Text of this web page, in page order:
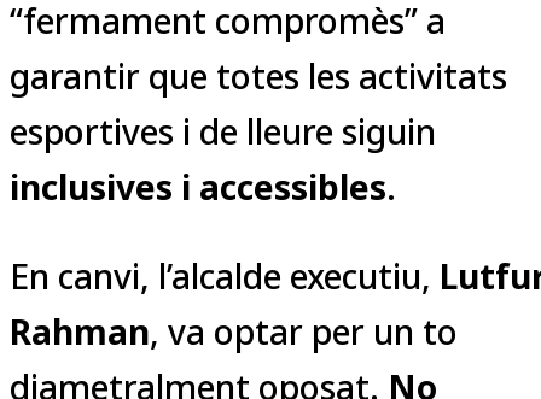
“fermament compromès” a
garantir que totes les activitats
esportives i de lleure siguin
inclusives i accessibles.
En canvi, l’alcalde executiu,
Rahman, va optar per un to
diametralment oposat. No